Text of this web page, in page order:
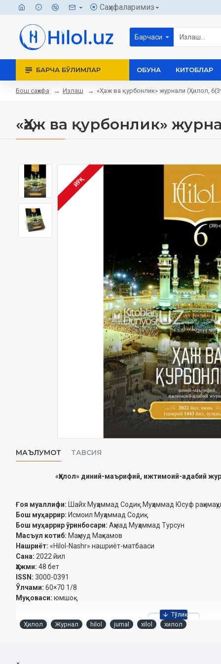
Саҳифаларимиз
Барчаси
БАРЧА БЎЛИМЛАР ОБУНА КИТОБЛАР
Бош саҳифа Излаш «Ҳаж ва қурбонлик» журнали (Ҳилол,
«Ҳаж ва қурбонлик»
ЙЎҚ
МАЪЛУМОТ ТАВСИЯ
«Ҳилол» диний-маърифий, ижтимоий-адабий
Ғоя муаллифи: Шайх Муҳаммад Содиқ Муҳаммад Юсуф
Бош муҳаррир: Исмоил Муҳаммад Содиқ
Бош муҳаррир ўринбосари: Аҳмад Муҳаммад Турсун
Масъул котиб: Маҳмуд Маҳкамов
Нашриёт: «Hilol-Nashr» нашриёт-матбааси‎
Сана: 2022 йил
Ҳажми: 48 бет‎
ISSN: 3000-0391
Ўлчами: 60×70 1/8
Муқоваси: юмшоқ
Обуна бўлиш
Ҳилол Журнал hilol jurnal xilol хилол